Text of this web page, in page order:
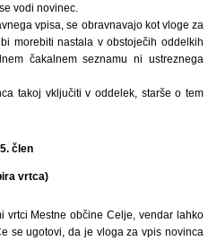
vodi novinec.
vpisa, se obravnavajo kot vloge za
morebiti nastala v obstoječih oddelkih
čakalnem seznamu ni ustreznega
takoj vključiti v oddelek, starše o tem
5. člen
vrtca)
vrtci Mestne občine Celje, vendar lahko
se ugotovi, da je vloga za vpis novinca